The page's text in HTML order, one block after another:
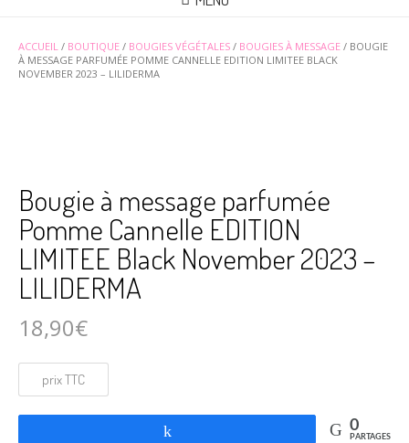
ACCUEIL / BOUTIQUE / BOUGIES VÉGÉTALES / BOUGIES À MESSAGE / BOUGIE
À MESSAGE PARFUMÉE POMME CANNELLE EDITION LIMITEE BLACK
NOVEMBER 2023 – LILIDERMA
Bougie à message parfumée
Pomme Cannelle EDITION
LIMITEE Black November 2023 –
LILIDERMA
18,90€
0
PARTAGES